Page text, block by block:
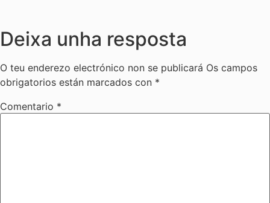
Deixa unha resposta
O teu enderezo electrónico non se publicará Os campos
obrigatorios están marcados con *
Comentario *